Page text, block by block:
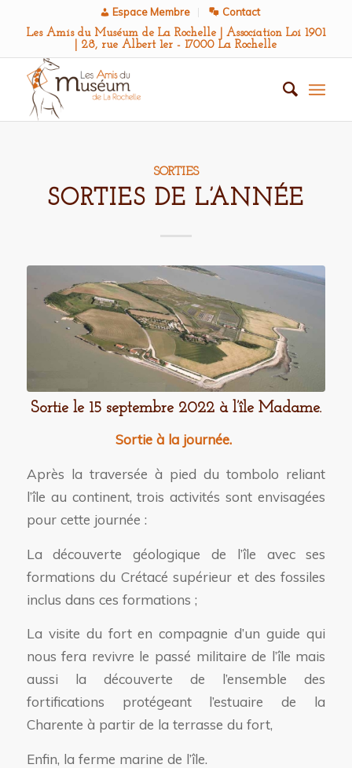
Espace Membre Contact
Les Amis du Muséum de La Rochelle | Association Loi 1901
| 28, rue Albert 1er - 17000 La Rochelle
SORTIES
SORTIES DE L’ANNÉE
Sortie le 15 septembre 2022 à l’île Madame.
Sortie à la journée.
Après la traversée à pied du tombolo reliant
l’île au continent, trois activités sont envisagées
pour cette journée :
La découverte géologique de l’île avec ses
formations du Crétacé supérieur et des fossiles
inclus dans ces formations ;
La visite du fort en compagnie d’un guide qui
nous fera revivre le passé militaire de l’île mais
aussi la découverte de l’ensemble des
fortifications protégeant l’estuaire de la
Charente à partir de la terrasse du fort,
Enfin, la ferme marine de l’île.